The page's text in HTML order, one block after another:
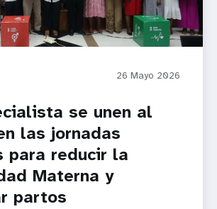
26 Mayo 2026
se unen al
las jornadas
para reducir la
Materna y
partos